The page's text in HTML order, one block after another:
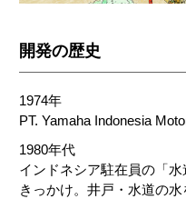
開発の歴史
1974年
PT. Yamaha Indonesia
1980年代
インドネシア駐在員の「
きっかけ。井戸・水道の